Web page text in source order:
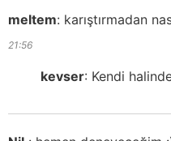
meltem: karıştırmadan
21:56
kevser: Kendi